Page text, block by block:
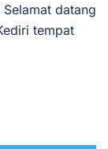
datang
tempat